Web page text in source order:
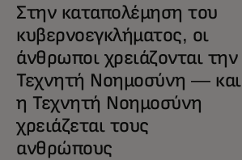
Στην καταπολέμηση του
κυβερνοεγκλήματος, οι
άνθρωποι χρειάζονται την
Τεχνητή Νοημοσύνη — και
η Τεχνητή Νοημοσύνη
χρειάζεται τους
ανθρώπους